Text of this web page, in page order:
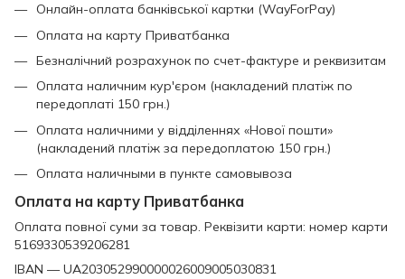
Онлайн-оплата банківської картки (WayForPay)
Оплата на карту Приватбанка
Безналічний розрахунок по счет-фактуре и реквизитам
Оплата наличним кур'єром (накладений платіж по
передоплаті 150 грн.)
Оплата наличними у відділеннях «Нової пошти»
(накладений платіж за передоплатою 150 грн.)
Оплата наличными в пункте самовывоза
Оплата на карту Приватбанка
Оплата повної суми за товар. Реквізити карти: номер карти
5169330539206281
IBAN — UA203052990000026009005030831